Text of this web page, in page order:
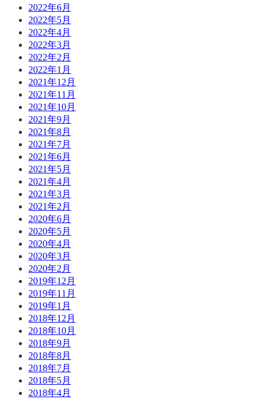
2022年6月
2022年5月
2022年4月
2022年3月
2022年2月
2022年1月
2021年12月
2021年11月
2021年10月
2021年9月
2021年8月
2021年7月
2021年6月
2021年5月
2021年4月
2021年3月
2021年2月
2020年6月
2020年5月
2020年4月
2020年3月
2020年2月
2019年12月
2019年11月
2019年1月
2018年12月
2018年10月
2018年9月
2018年8月
2018年7月
2018年5月
2018年4月